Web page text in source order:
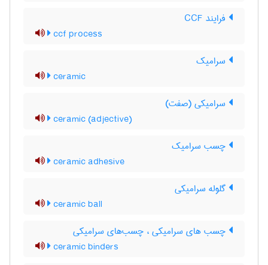
فرایند CCF
ccf process
سرامیک
ceramic
سرامیکی (صفت)
ceramic (adjective)
چسب سرامیک
ceramic adhesive
گلوله سرامیکی
ceramic ball
چسب های سرامیکی ، چسب‌های سرامیکی
ceramic binders